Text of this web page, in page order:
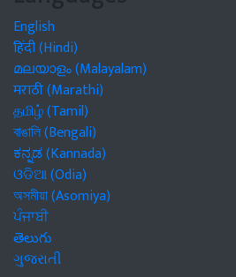
English
हिंदी (Hindi)
മലയാളം (Malayalam)
मराठी (Marathi)
தமிழ் (Tamil)
বাঙালি (Bengali)
ಕನ್ನಡ (Kannada)
ଓଡିଆ (Odia)
অসমীয়া (Asomiya)
ਪੰਜਾਬੀ
తెలుగు
ગુજરાતી